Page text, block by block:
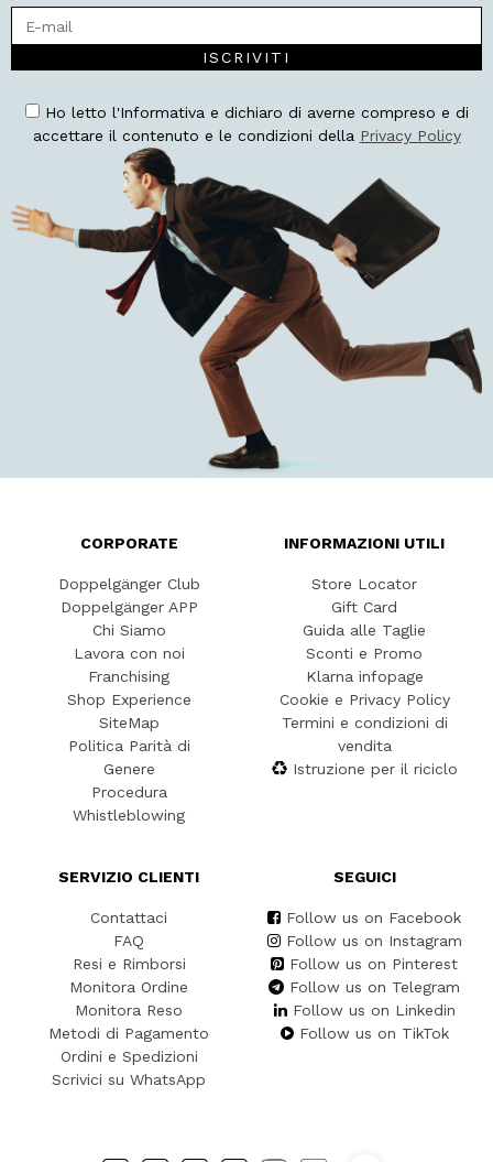
ISCRIVITI
Ho letto l'Informativa e dichiaro di averne compreso e di
accettare il contenuto e le condizioni della Privacy Policy
CORPORATE
Doppelgänger Club
Doppelgänger APP
Chi Siamo
Lavora con noi
Franchising
Shop Experience
SiteMap
Politica Parità di
Genere
Procedura
Whistleblowing
INFORMAZIONI UTILI
Store Locator
Gift Card
Guida alle Taglie
Sconti e Promo
Klarna infopage
Cookie e Privacy Policy
Termini e condizioni di
vendita
Istruzione per il riciclo
SERVIZIO CLIENTI
Contattaci
FAQ
Resi e Rimborsi
Monitora Ordine
Monitora Reso
Metodi di Pagamento
Ordini e Spedizioni
Scrivici su WhatsApp
SEGUICI
Follow us on Facebook
Follow us on Instagram
Follow us on Pinterest
Follow us on Telegram
Follow us on Linkedin
Follow us on TikTok